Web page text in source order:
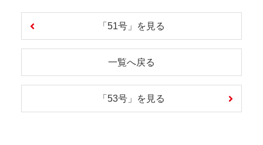
「51号」を見る
一覧へ戻る
「53号」を見る